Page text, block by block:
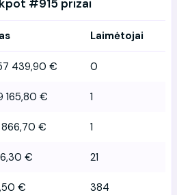
#915 prizai
Laimėtojai
439,90 € 0
165,80 € 1
€ 1
€ 21
€ 384